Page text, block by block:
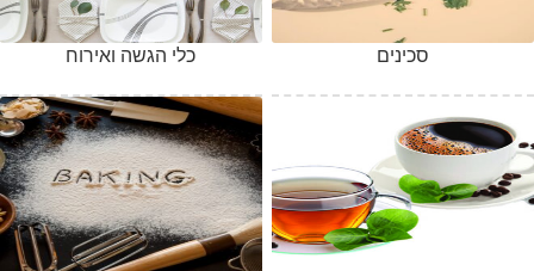
כלי הגשה ואירוח סכינים